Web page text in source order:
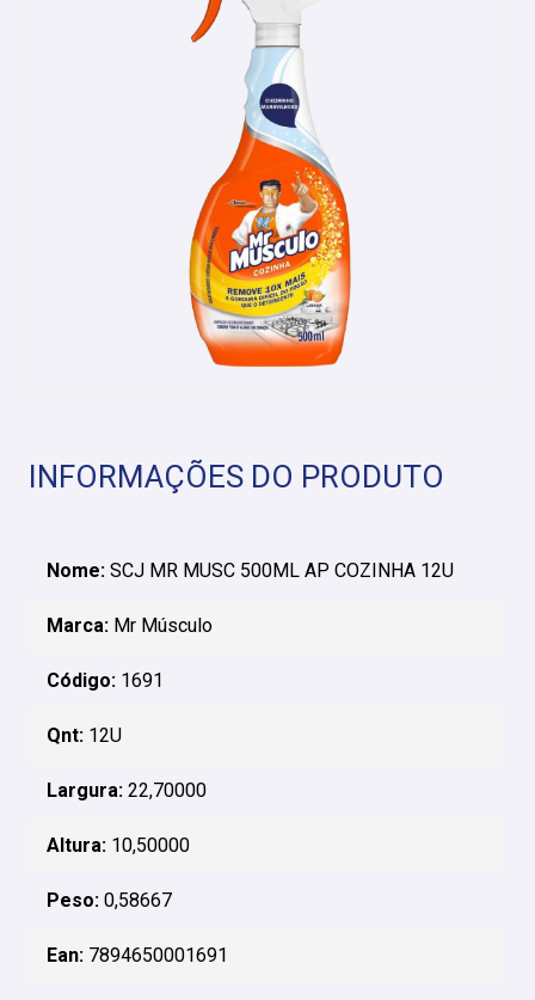
INFORMAÇÕES DO PRODUTO
Nome: SCJ MR MUSC 500ML AP COZINHA 12U
Marca: Mr Músculo
Código: 1691
Qnt: 12U
Largura: 22,70000
Altura: 10,50000
Peso: 0,58667
Ean: 7894650001691